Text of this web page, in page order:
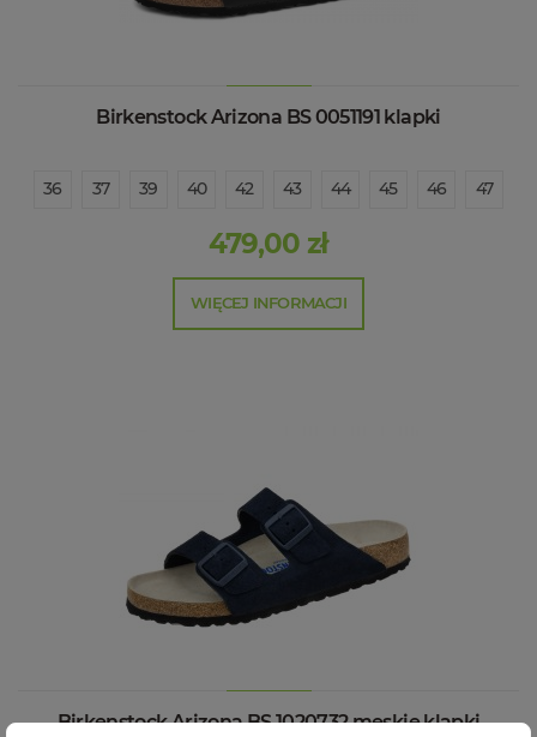
Birkenstock Arizona BS 0051191 klapki
36 37 39 40 42 43 44 45 46 47
479,00 zł
WIĘCEJ INFORMACJI
Birkenstock Arizona BS 1020732 męskie klapki